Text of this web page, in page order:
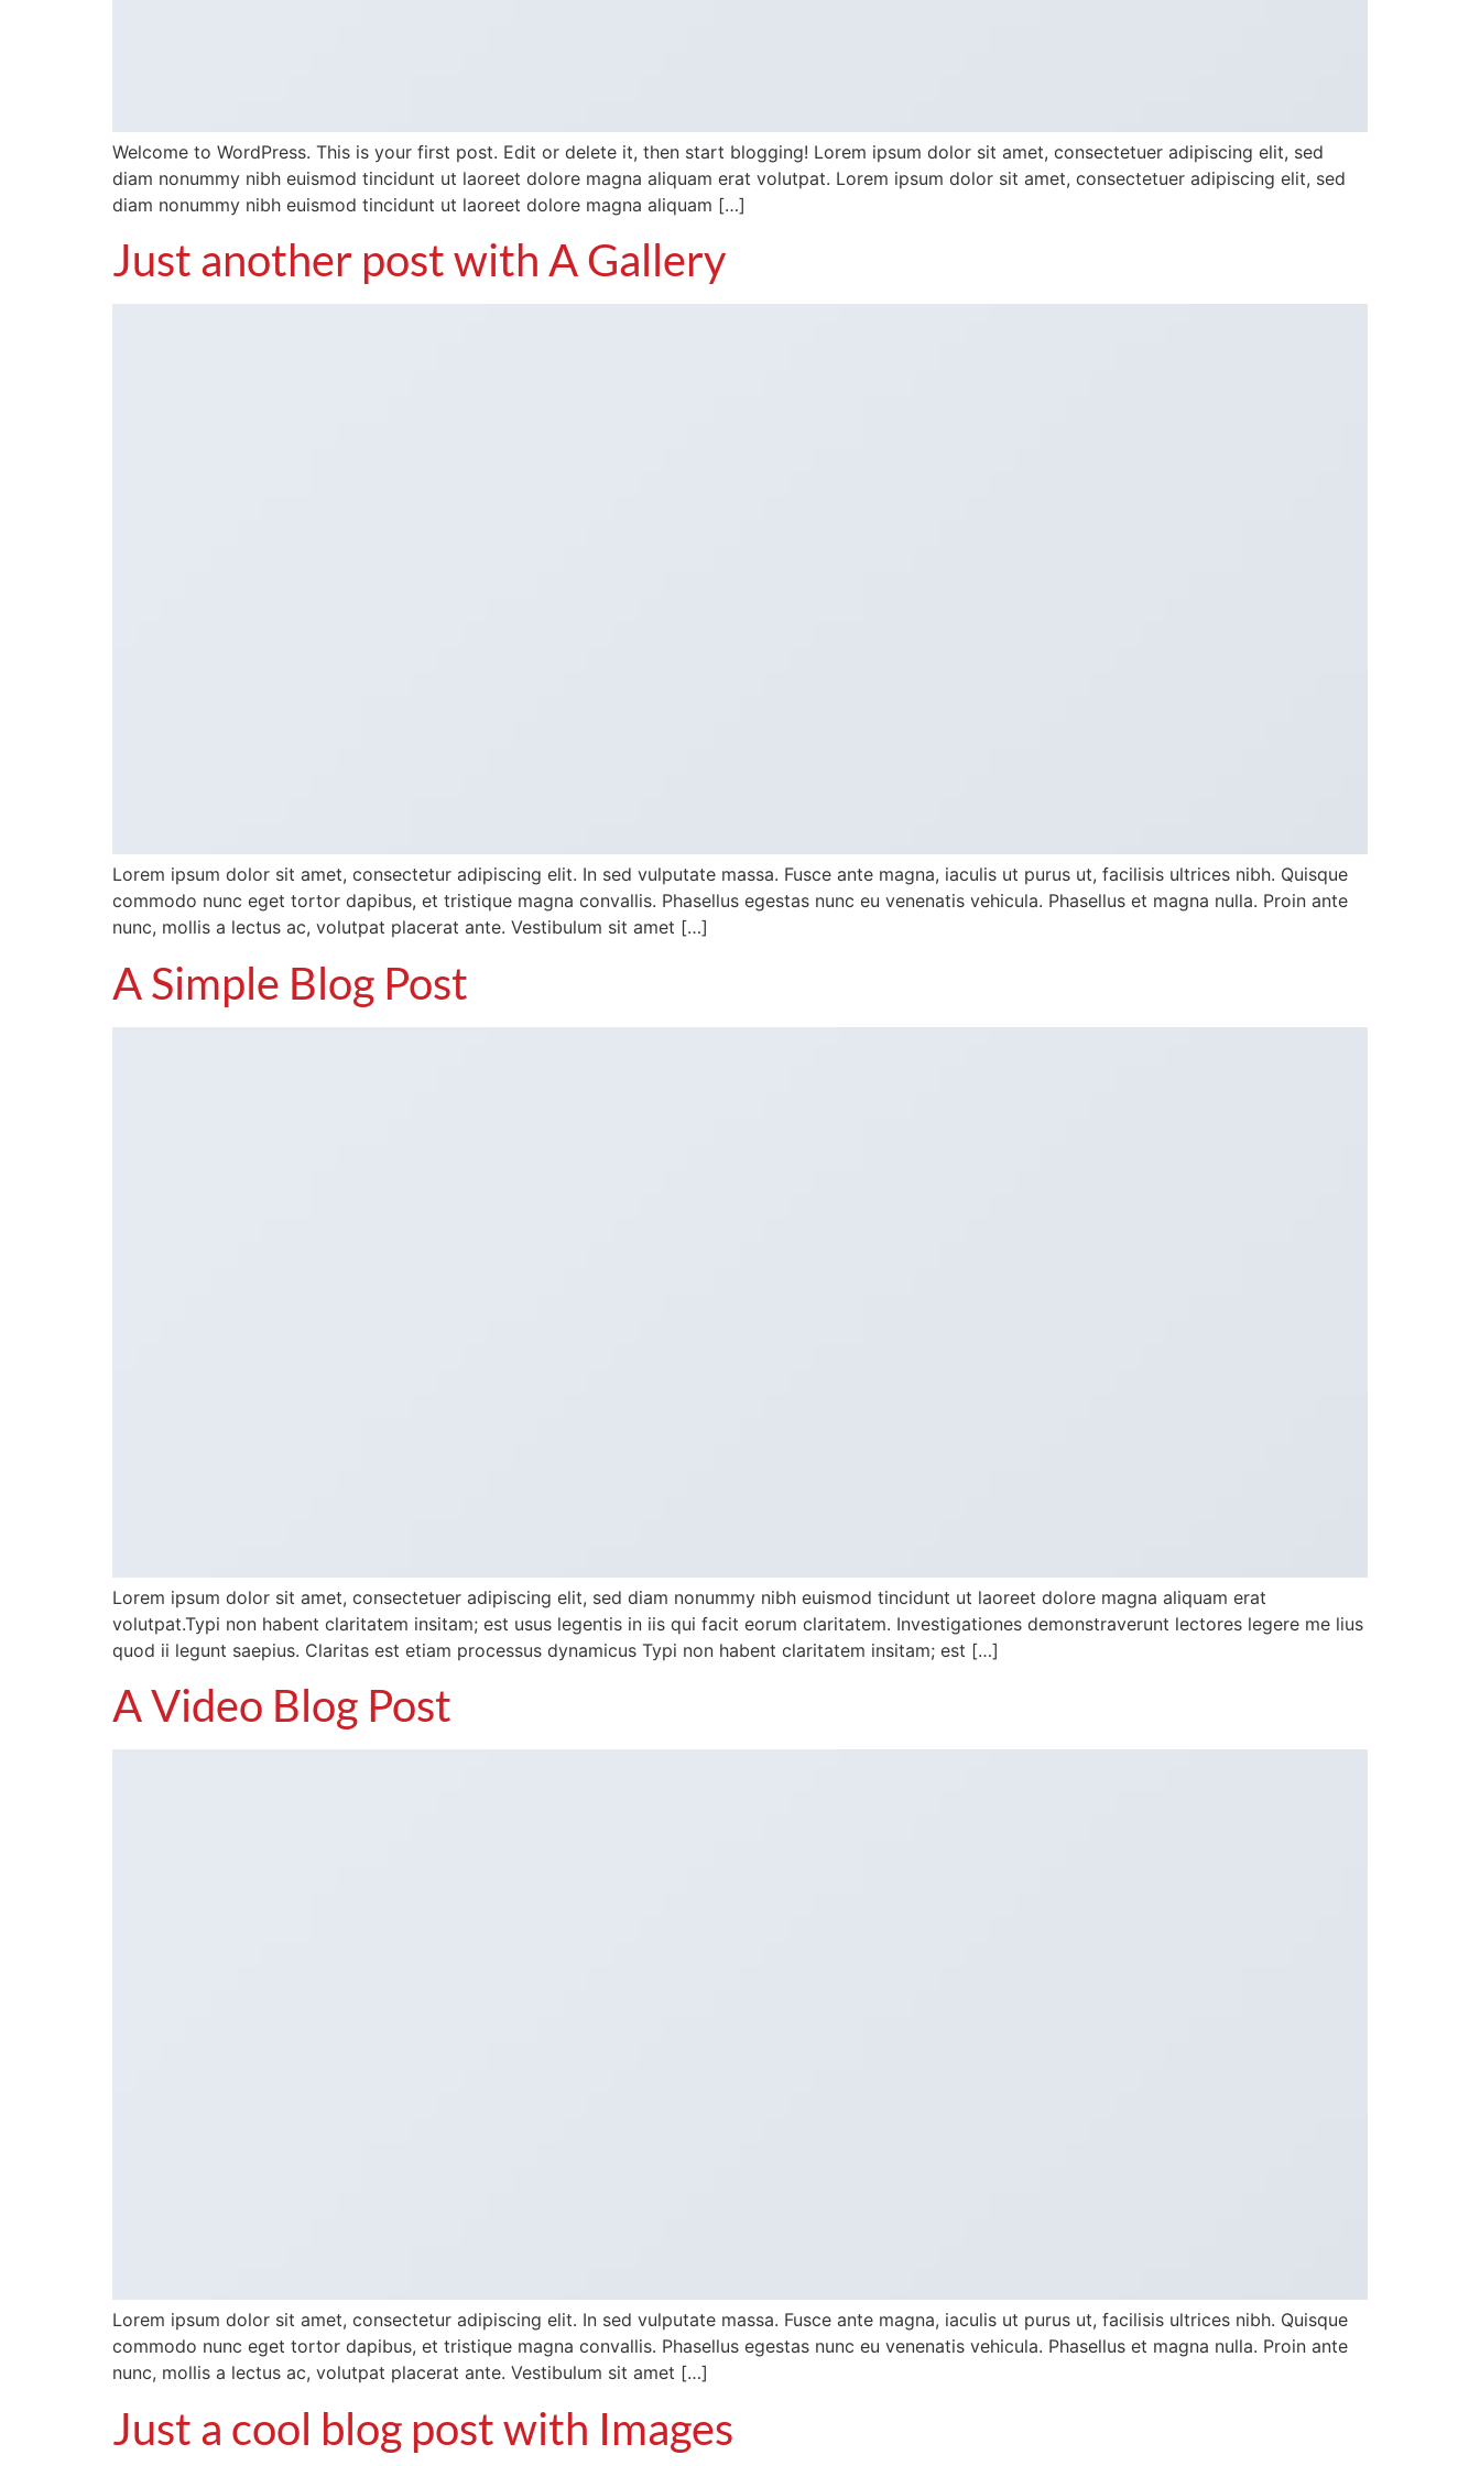
Welcome to WordPress. This is your first post. Edit or delete it, then start blogging! Lorem ipsum dolor sit amet, consectetuer adipiscing elit, sed
diam nonummy nibh euismod tincidunt ut laoreet dolore magna aliquam erat volutpat. Lorem ipsum dolor sit amet, consectetuer adipiscing elit, sed
diam nonummy nibh euismod tincidunt ut laoreet dolore magna aliquam […]
Just another post with A Gallery
Lorem ipsum dolor sit amet, consectetur adipiscing elit. In sed vulputate massa. Fusce ante magna, iaculis ut purus ut, facilisis ultrices nibh. Quisque
commodo nunc eget tortor dapibus, et tristique magna convallis. Phasellus egestas nunc eu venenatis vehicula. Phasellus et magna nulla. Proin ante
nunc, mollis a lectus ac, volutpat placerat ante. Vestibulum sit amet […]
A Simple Blog Post
Lorem ipsum dolor sit amet, consectetuer adipiscing elit, sed diam nonummy nibh euismod tincidunt ut laoreet dolore magna aliquam erat
volutpat.Typi non habent claritatem insitam; est usus legentis in iis qui facit eorum claritatem. Investigationes demonstraverunt lectores legere me lius
quod ii legunt saepius. Claritas est etiam processus dynamicus Typi non habent claritatem insitam; est […]
A Video Blog Post
Lorem ipsum dolor sit amet, consectetur adipiscing elit. In sed vulputate massa. Fusce ante magna, iaculis ut purus ut, facilisis ultrices nibh. Quisque
commodo nunc eget tortor dapibus, et tristique magna convallis. Phasellus egestas nunc eu venenatis vehicula. Phasellus et magna nulla. Proin ante
nunc, mollis a lectus ac, volutpat placerat ante. Vestibulum sit amet […]
Just a cool blog post with Images